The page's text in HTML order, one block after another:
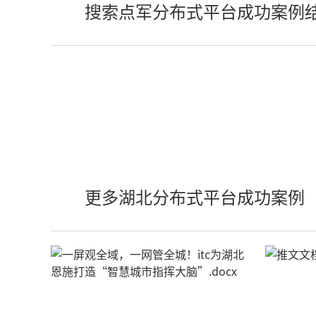
搜索点军分布式平台成功案例
更多湖北分布式平台成功案例